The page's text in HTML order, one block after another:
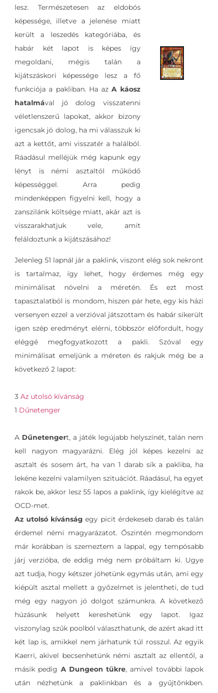
lesz. Természetesen az eldobós
képessége, illetve a jelenése miatt
került a leszedés kategóriába, és
habár két lapot is képes így
megoldani, mégis talán a
kijátszáskori képessége lesz a fő
funkciója a pakliban. Ha azA káosz
hatalmával jó dolog visszatenni
véletlenszerű lapokat, akkor bizony
igencsak jó dolog, ha mi válasszuk ki
azt a kettőt, ami visszatér a halálból.
Ráadásul melléjük még kapunk egy
lényt is némi asztaltól működő
képességgel. Arra pedig
mindenképpen figyelni kell, hogy a
zanszilánk költsége miatt, akár azt is
visszarakhatjuk vele, amit
feláldoztunk a kijátszásához!
Jelenleg 51 lapnál jár a paklink, viszont elég sok nekront
is tartalmaz, így lehet, hogy érdemes még egy
minimálisat növelni a méretén. És ezt most
tapasztalatból is mondom, hiszen pár hete, egy kis házi
versenyen ezzel a verzióval játszottam és habár sikerült
igen szép eredményt elérni, többször előfordult, hogy
eléggé megfogyatkozott a pakli. Szóval egy
minimálisat emeljünk a méreten és rakjuk még be a
következő 2 lapot:
3 Az utolsó kívánság
1 Dűnetenger
A Dűnetengert, a játék legújabb helyszínét, talán nem
kell nagyon magyarázni. Elég jól képes kezelni az
asztalt és sosem árt, ha van 1 darab sík a pakliba, ha
lekéne kezelni valamilyen szituációt. Ráadásul, ha egyet
rakok be, akkor lesz 55 lapos a paklink, így kielégítve az
OCD-met.
Az utolsó kívánság egy picit érdekeseb darab és talán
érdemel némi magyarázatot. Őszintén megmondom
már korábban is szemeztem a lappal, egy tempósabb
járj verzióba, de eddig még nem próbáltam ki. Ugye
azt tudja, hogy kétszer jöhetünk egymás után, ami egy
kiépült asztal mellett a győzelmet is jelentheti, de tud
még egy nagyon jó dolgot számunkra. A következő
húzásunk helyett kereshetünk egy lapot. Igaz
viszonylag szűk poolból választhatunk, de azért akad itt
két lap is, amikkel nem járhatunk túl rosszul. Az egyik
Kaerri, akivel becsenhetünk némi asztalt az ellentől, a
másik pedig A Dungeon tükre, amivel további lapok
után nézhetünk a paklinkban és a gyűjtőnkben.